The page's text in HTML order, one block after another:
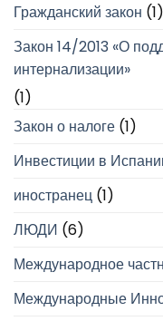
Гражданский закон (1)
Закон 14/2013 «О
интернализации»
(1)
Закон о налоге (1)
Инвестиции в
иностранец (1)
ЛЮДИ (6)
Международное
Международные